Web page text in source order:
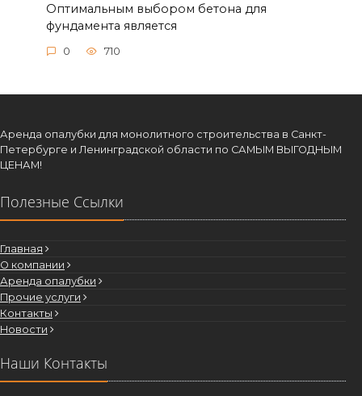
Оптимальным выбором бетона для
фундамента является
0 710
Аренда опалубки для монолитного строительства в Санкт-
Петербурге и Ленинградской области по САМЫМ ВЫГОДНЫМ
ЦЕНАМ!
Полезные Ссылки
Главная
О компании
Аренда опалубки
Прочие услуги
Контакты
Новости
Наши Контакты